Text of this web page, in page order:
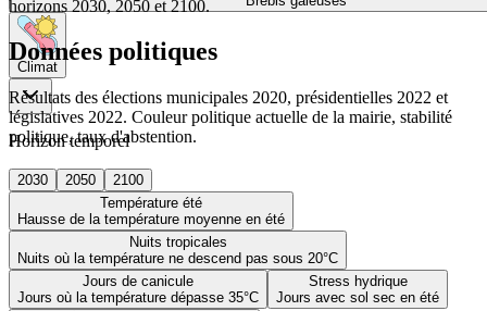
Climat
Horizon temporel
2030 2050
2100
Température été
Hausse de la température moyenne en été
Nuits tropicales
Nuits où la température ne descend pas sous 20°C
Jours de canicule
Jours où la température dépasse 35°C
Stress hydrique
Jours avec sol sec en été
horizons 2030, 2050 et 2100.
Données politiques
Résultats des élections municipales 2020, présidentielles 2022 et
législatives 2022. Couleur politique actuelle de la mairie, stabilité
politique, taux d'abstention.